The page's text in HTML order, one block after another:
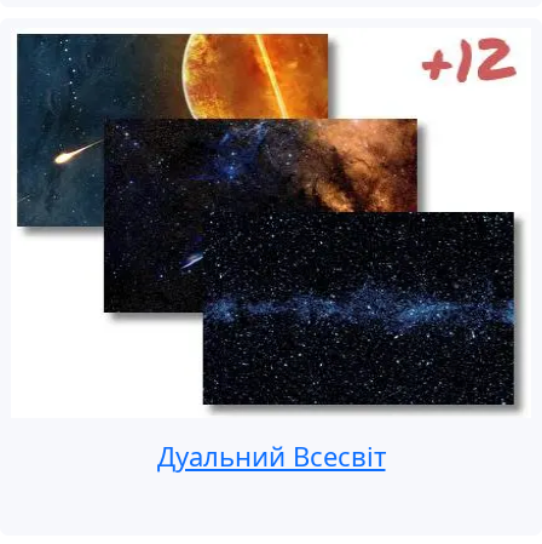
Дуальний Всесвіт